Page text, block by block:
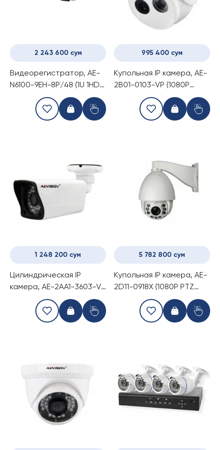
2 243 600 сум
Видеорегистратор, AE-
N6100-9EH-8P/48 (1U 1HDD
8Ch POE NVR)
995 400 сум
Купольная IP камера, AE-
2B01-0103-VP (1080P
Dome camera with POE
conventer)
1 248 200 сум
Цилиндрическая IP
камера, AE-2AA1-3603-V
(1080P bullet camera with
POE converter)
5 782 800 сум
Купольная IP камера, AE-
2D11-0918X (1080P PTZ